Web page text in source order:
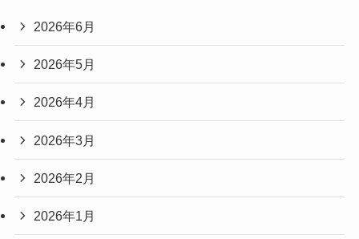
2026年6月
2026年5月
2026年4月
2026年3月
2026年2月
2026年1月